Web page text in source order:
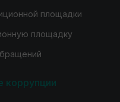
площадки
площадку
коррупции